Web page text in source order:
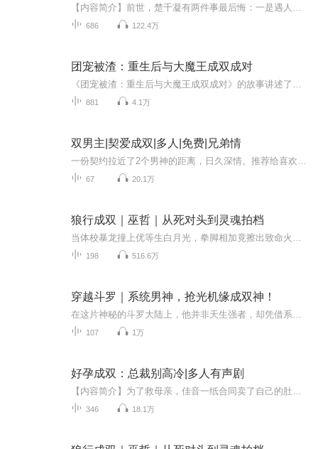
686 122.4万
团宠被渣：重生后与大魔王成双成对
881 4.1万
双男主|契爱成双|多人|免费|兄弟情
67 20.1万
狼行成双｜巫哲｜从死对头到灵魂拍档
198 516.6万
穿越斗罗｜系统男神，抢光机缘成双神！
107 1万
好孕成双：总裁别高冷|多人有声剧
346 18.1万